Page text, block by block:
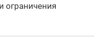
ограничения